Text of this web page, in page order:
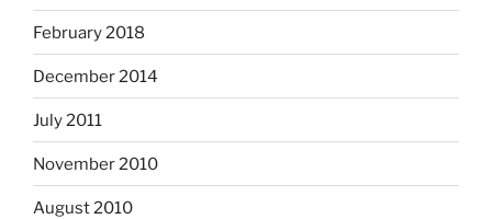
February 2018
December 2014
July 2011
November 2010
August 2010